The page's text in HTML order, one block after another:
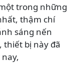
trong những
thậm chí
sáng nến
thiết bị này đã